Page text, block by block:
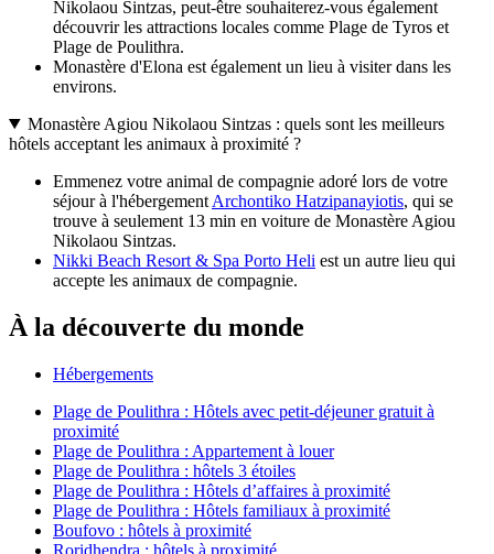
Nikolaou Sintzas, peut-être souhaiterez-vous également
découvrir les attractions locales comme Plage de Tyros et
Plage de Poulithra.
Monastère d'Elona est également un lieu à visiter dans les
environs.
Monastère Agiou Nikolaou Sintzas : quels sont les meilleurs
hôtels acceptant les animaux à proximité ?
Emmenez votre animal de compagnie adoré lors de votre
séjour à l'hébergement Archontiko Hatzipanayiotis, qui se
trouve à seulement 13 min en voiture de Monastère Agiou
Nikolaou Sintzas.
Nikki Beach Resort & Spa Porto Heli est un autre lieu qui
accepte les animaux de compagnie.
À la découverte du monde
Hébergements
Plage de Poulithra : Hôtels avec petit-déjeuner gratuit à
proximité
Plage de Poulithra : Appartement à louer
Plage de Poulithra : hôtels 3 étoiles
Plage de Poulithra : Hôtels d’affaires à proximité
Plage de Poulithra : Hôtels familiaux à proximité
Boufovo : hôtels à proximité
Roridhendra : hôtels à proximité